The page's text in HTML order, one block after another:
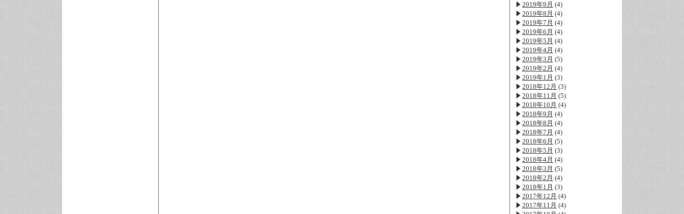
2019年9月 (4)
2019年8月 (4)
2019年7月 (4)
2019年6月 (4)
2019年5月 (4)
2019年4月 (4)
2019年3月 (5)
2019年2月 (4)
2019年1月 (3)
2018年12月 (3)
2018年11月 (5)
2018年10月 (4)
2018年9月 (4)
2018年8月 (4)
2018年7月 (4)
2018年6月 (5)
2018年5月 (3)
2018年4月 (4)
2018年3月 (5)
2018年2月 (4)
2018年1月 (3)
2017年12月 (4)
2017年11月 (4)